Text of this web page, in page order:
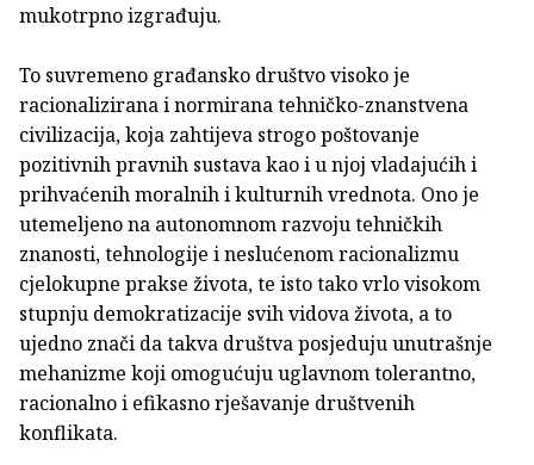
mukotrpno izgrađuju.
To suvremeno građansko društvo visoko je
racionalizirana i normirana tehničko-znanstvena
civilizacija, koja zahtijeva strogo poštovanje
pozitivnih pravnih sustava kao i u njoj vladajućih i
prihvaćenih moralnih i kulturnih vrednota. Ono je
utemeljeno na autonomnom razvoju tehničkih
znanosti, tehnologije i neslućenom racionalizmu
cjelokupne prakse života, te isto tako vrlo visokom
stupnju demokratizacije svih vidova života, a to
ujedno znači da takva društva posjeduju unutrašnje
mehanizme koji omogućuju uglavnom tolerantno,
racionalno i efikasno rješavanje društvenih
konflikata.